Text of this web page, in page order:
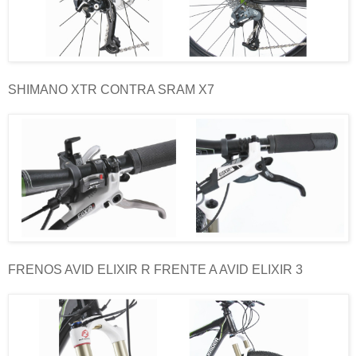
SHIMANO XTR CONTRA SRAM X7
FRENOS AVID ELIXIR R FRENTE A AVID ELIXIR 3